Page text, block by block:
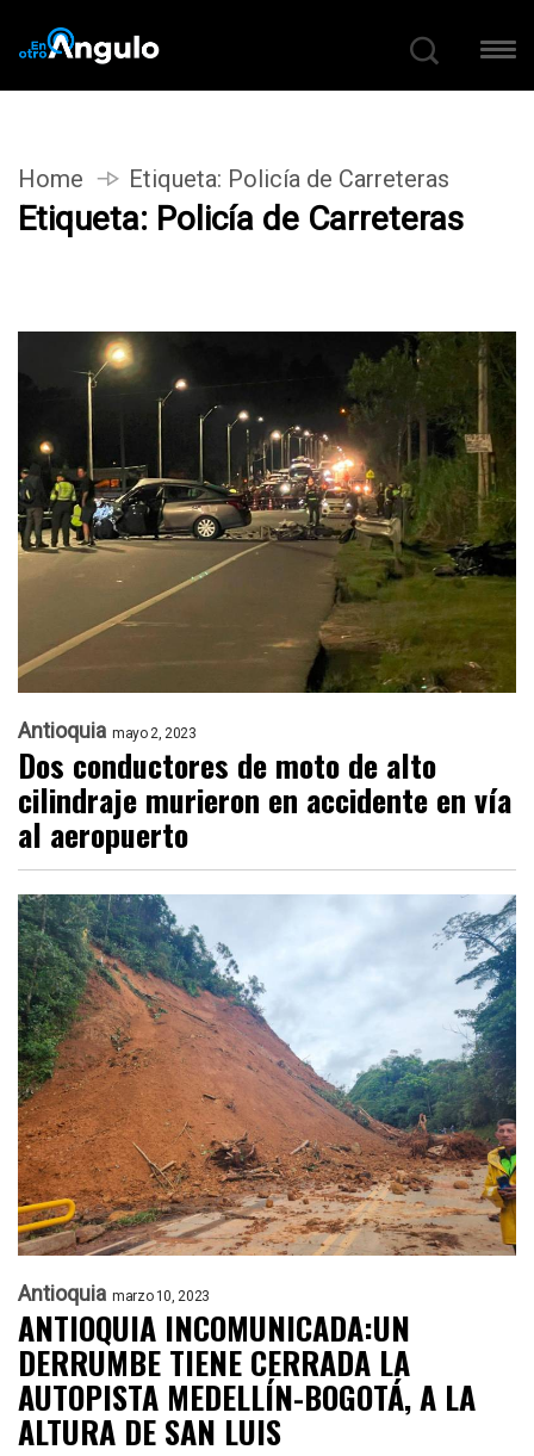
Home Etiqueta: Policía de Carreteras
Etiqueta: Policía de Carreteras
Antioquia mayo 2, 2023
Dos conductores de moto de alto
cilindraje murieron en accidente en vía
al aeropuerto
Antioquia marzo 10, 2023
ANTIOQUIA INCOMUNICADA:UN
DERRUMBE TIENE CERRADA LA
AUTOPISTA MEDELLÍN-BOGOTÁ, A LA
ALTURA DE SAN LUIS